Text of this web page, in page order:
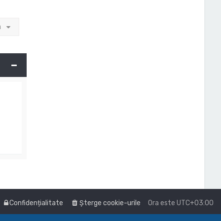
Ora este UTC+03:00
Şterge cookie-urile
Confidențialitate